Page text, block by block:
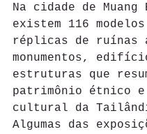
Na cidade de Muang
existem 116
réplicas de ruínas
monumentos,
estruturas que
patrimônio étnico e
cultural da
Algumas das